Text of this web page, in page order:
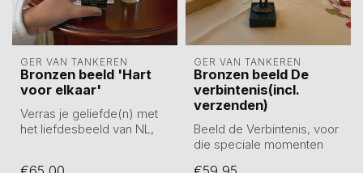
GER VAN TANKEREN
Bronzen beeld 'Hart
voor elkaar'
Verras je geliefde(n) met
het liefdesbeeld van NL,
GER VAN TANKEREN
Bronzen beeld De
verbintenis(incl.
verzenden)
Beeld de Verbintenis, voor
die speciale momenten